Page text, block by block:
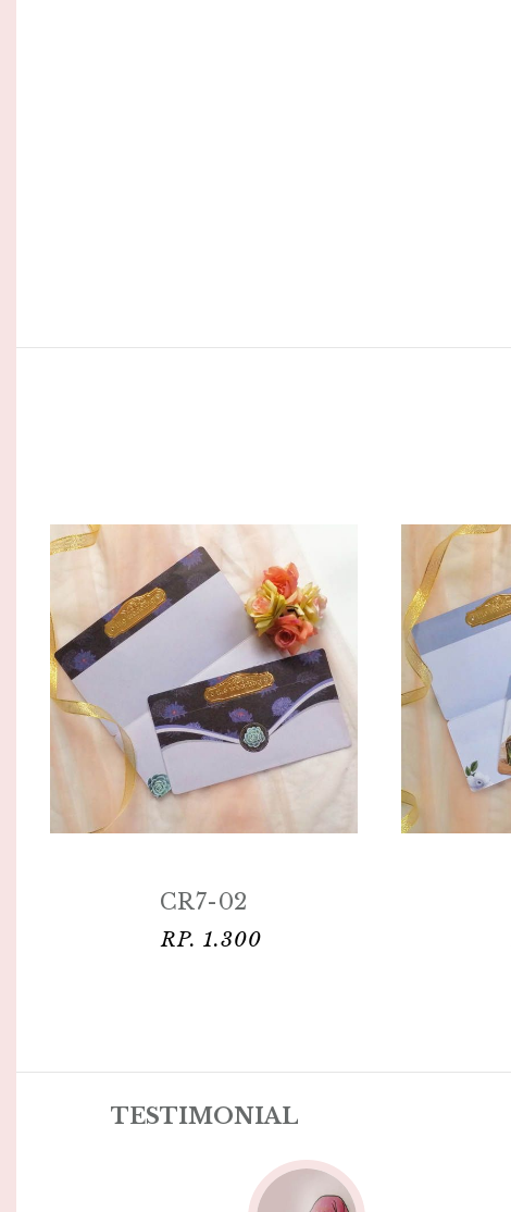
CR7-02
RP. 1.300
TESTIMONIAL